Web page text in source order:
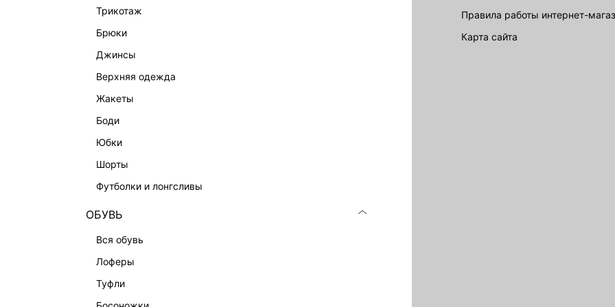
трикотаж
брюки
джинсы
верхняя одежда
жакеты
боди
юбки
шорты
футболки и лонгсливы
ОБУВЬ
вся обувь
лоферы
туфли
ФИНАЛЬНАЯ РАСПРОДАЖА
ПОДАРОЧНЫЕ СЕРТИФИКАТЫ
БАЛЬЗАМЫ-ТИНТЫ
ЛИМИТИРОВАННЫЕ КОЛЛЕКЦИИ
КАПСУЛЬНЫЙ ГАРДЕРОБ
В ОТТЕНКАХ СЕРОГО
LOVE REPUBLIC MAISON
ДАЙДЖЕСТ
Правила работы интернет-
карта сайта